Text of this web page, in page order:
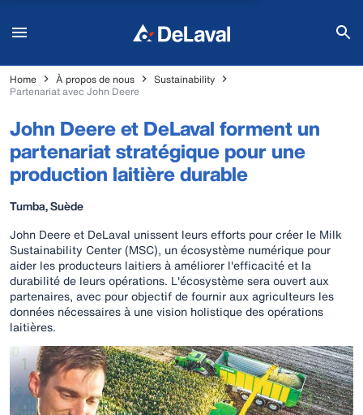
Home À propos de nous
Sustainability
Partenariat avec John Deere
John Deere et DeLaval forment un
partenariat stratégique pour une
production laitière durable
Tumba, Suède
John Deere et DeLaval unissent leurs efforts pour créer le Milk
Sustainability Center (MSC), un écosystème numérique pour
aider les producteurs laitiers à améliorer l'efficacité et la
durabilité de leurs opérations. L'écosystème sera ouvert aux
partenaires, avec pour objectif de fournir aux agriculteurs les
données nécessaires à une vision holistique des opérations
laitières.